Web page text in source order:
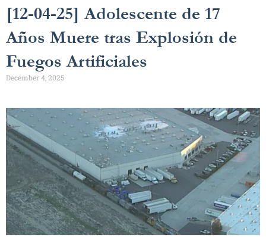
[12-04-25] Adolescente de 17
Años Muere tras Explosión de
Fuegos Artificiales
December 4, 2025